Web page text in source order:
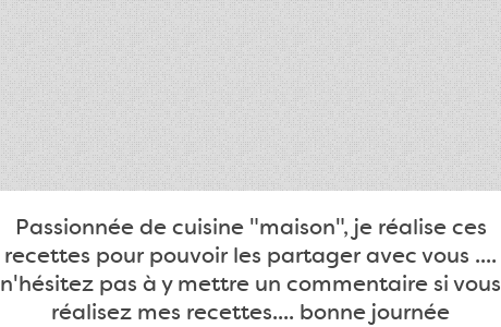
Passionnée de cuisine "maison", je réalise ces
recettes pour pouvoir les partager avec vous ....
n'hésitez pas à y mettre un commentaire si vous
réalisez mes recettes.... bonne journée